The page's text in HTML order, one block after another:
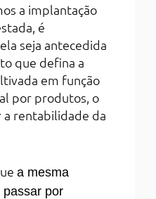
a implantação
é
seja antecedida
que defina a
em função
por produtos, o
a rentabilidade da
a mesma
passar por